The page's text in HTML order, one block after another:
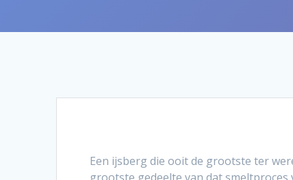
Een ijsberg die ooit de grootste ter